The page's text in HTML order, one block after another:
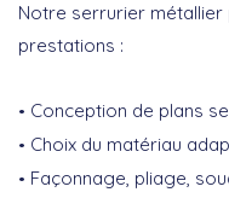
Notre serrurier
prestations :
Conception de plans
Choix du matériau
Façonnage, pliage,